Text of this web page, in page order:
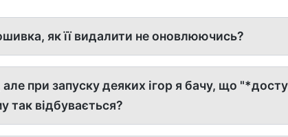
як її видалити не оновлюючись?
при запуску деяких ігор я бачу, що
так відбувається?